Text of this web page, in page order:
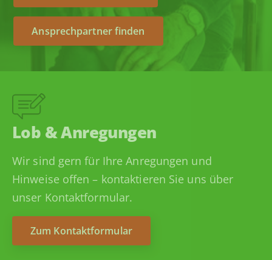
Ansprechpartner finden
Lob & Anregungen
Wir sind gern für Ihre Anregungen und
Hinweise offen – kontaktieren Sie uns über
unser Kontaktformular.
Zum Kontaktformular